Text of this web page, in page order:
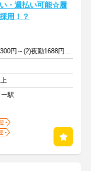
・週払い可能☆履
用！？
(1)夜勤1625円～日勤1300円～(2)夜勤1688円～日勤1350円～
駅